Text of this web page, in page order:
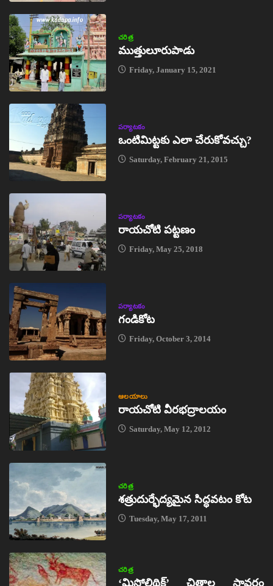
చరిత్ర
ముత్తులూరుపాడు
Friday, January 15, 2021
పర్యాటకం
ఒంటిమిట్టకు ఎలా చేరుకోవచ్చు?
Saturday, February 21, 2015
పర్యాటకం
రాయచోటి పట్టణం
Friday, May 25, 2018
పర్యాటకం
గండికోట
Friday, October 3, 2014
ఆలయాలు
రాయచోటి వీరభద్రాలయం
Saturday, May 12, 2012
చరిత్ర
శత్రుదుర్భేద్యమైన సిద్ధవటం కోట
Tuesday, May 17, 2011
చరిత్ర
‘మిసోలిథిక్‌’ చిత్రాల స్థావరం